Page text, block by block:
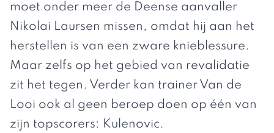
moet onder meer de Deense aanvaller
Nikolai Laursen missen, omdat hij aan het
herstellen is van een zware knieblessure.
Maar zelfs op het gebied van revalidatie
zit het tegen. Verder kan trainer Van de
Looi ook al geen beroep doen op één van
zijn topscorers: Kulenovic.